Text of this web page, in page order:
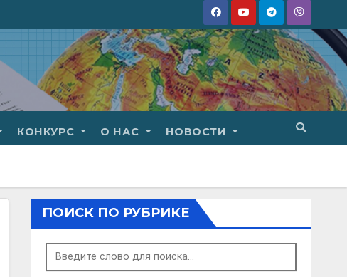
КОНКУРС О НАС НОВОСТИ
ПОИСК ПО РУБРИКЕ